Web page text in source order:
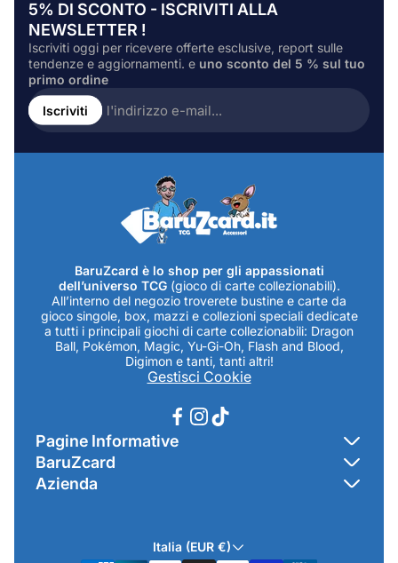
5% DI SCONTO - ISCRIVITI ALLA
NEWSLETTER !
Iscriviti oggi per ricevere offerte esclusive, report sulle
tendenze e aggiornamenti. e uno sconto del 5 % sul tuo
primo ordine
Inserire
l'indirizzo
e-
Iscriviti
BaruZcard è lo shop per gli appassionati
dell’universo TCG (gioco di carte collezionabili).
All’interno del negozio troverete bustine e carte da
gioco singole, box, mazzi e collezioni speciali dedicate
a tutti i principali giochi di carte collezionabili: Dragon
Ball, Pokémon, Magic, Yu-Gi-Oh, Flash and Blood,
Digimon e tanti, tanti altri!
Gestisci Cookie
Pagine Informative
Contatti
BaruZcard
Azienda
Indirizzo Negozio: Via Luigi Valentini 1a Traversa - SNC
Italia (EUR €)